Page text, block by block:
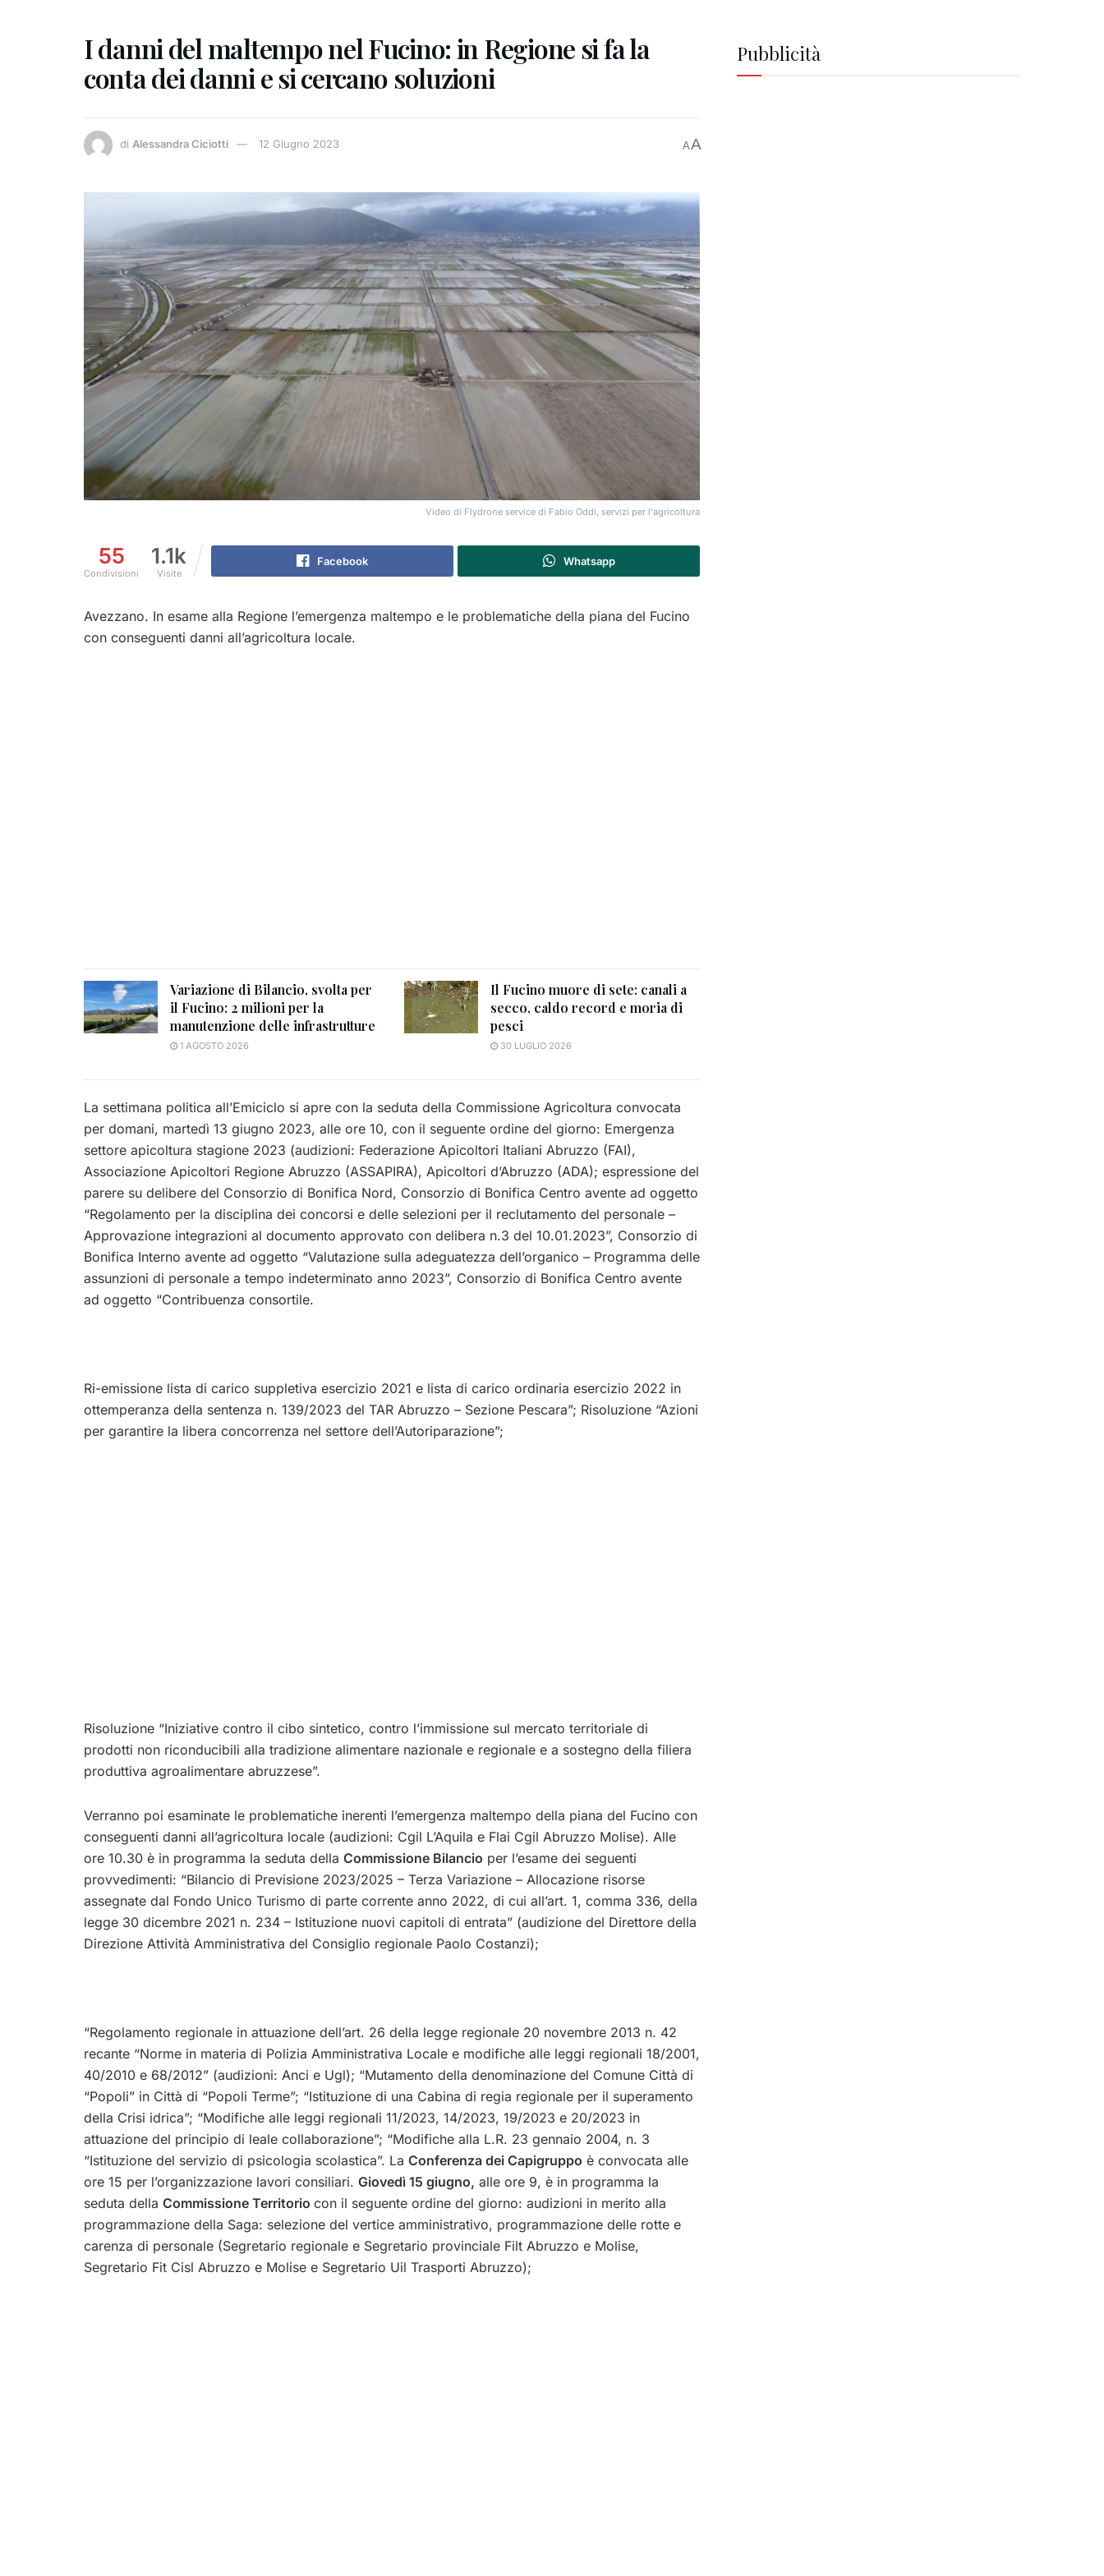
I danni del maltempo nel Fucino: in Regione si fa la
conta dei danni e si cercano soluzioni
di Alessandra Ciciotti 12 Giugno 2023 AA
Video di Flydrone service di Fabio Oddi, servizi per l'agricoltura
55
Condivisioni
1.1k
Visite
Facebook Whatsapp
Avezzano. In esame alla Regione l’emergenza maltempo e le problematiche della piana del Fucino
con conseguenti danni all’agricoltura locale.
Variazione di Bilancio, svolta per
il Fucino: 2 milioni per la
manutenzione delle infrastrutture
1 AGOSTO 2026
Il Fucino muore di sete: canali a
secco, caldo record e moria di
pesci
30 LUGLIO 2026
La settimana politica all’Emiciclo si apre con la seduta della Commissione Agricoltura convocata
per domani, martedì 13 giugno 2023, alle ore 10, con il seguente ordine del giorno: Emergenza
settore apicoltura stagione 2023 (audizioni: Federazione Apicoltori Italiani Abruzzo (FAI),
Associazione Apicoltori Regione Abruzzo (ASSAPIRA), Apicoltori d’Abruzzo (ADA); espressione del
parere su delibere del Consorzio di Bonifica Nord, Consorzio di Bonifica Centro avente ad oggetto
“Regolamento per la disciplina dei concorsi e delle selezioni per il reclutamento del personale –
Approvazione integrazioni al documento approvato con delibera n.3 del 10.01.2023”, Consorzio di
Bonifica Interno avente ad oggetto “Valutazione sulla adeguatezza dell’organico – Programma delle
assunzioni di personale a tempo indeterminato anno 2023”, Consorzio di Bonifica Centro avente
ad oggetto “Contribuenza consortile.
Ri-emissione lista di carico suppletiva esercizio 2021 e lista di carico ordinaria esercizio 2022 in
ottemperanza della sentenza n. 139/2023 del TAR Abruzzo – Sezione Pescara”; Risoluzione “Azioni
per garantire la libera concorrenza nel settore dell’Autoriparazione”;
Risoluzione “Iniziative contro il cibo sintetico, contro l’immissione sul mercato territoriale di
prodotti non riconducibili alla tradizione alimentare nazionale e regionale e a sostegno della filiera
produttiva agroalimentare abruzzese”.
Verranno poi esaminate le problematiche inerenti l’emergenza maltempo della piana del Fucino con
conseguenti danni all’agricoltura locale (audizioni: Cgil L’Aquila e Flai Cgil Abruzzo Molise). Alle
ore 10.30 è in programma la seduta della Commissione Bilancio per l’esame dei seguenti
provvedimenti: “Bilancio di Previsione 2023/2025 – Terza Variazione – Allocazione risorse
assegnate dal Fondo Unico Turismo di parte corrente anno 2022, di cui all’art. 1, comma 336, della
legge 30 dicembre 2021 n. 234 – Istituzione nuovi capitoli di entrata” (audizione del Direttore della
Direzione Attività Amministrativa del Consiglio regionale Paolo Costanzi);
“Regolamento regionale in attuazione dell’art. 26 della legge regionale 20 novembre 2013 n. 42
recante “Norme in materia di Polizia Amministrativa Locale e modifiche alle leggi regionali 18/2001,
40/2010 e 68/2012” (audizioni: Anci e Ugl); “Mutamento della denominazione del Comune Città di
“Popoli” in Città di “Popoli Terme”; “Istituzione di una Cabina di regia regionale per il superamento
della Crisi idrica”; “Modifiche alle leggi regionali 11/2023, 14/2023, 19/2023 e 20/2023 in
attuazione del principio di leale collaborazione”; “Modifiche alla L.R. 23 gennaio 2004, n. 3
“Istituzione del servizio di psicologia scolastica”. La Conferenza dei Capigruppo è convocata alle
ore 15 per l’organizzazione lavori consiliari. Giovedì 15 giugno, alle ore 9, è in programma la
seduta della Commissione Territorio con il seguente ordine del giorno: audizioni in merito alla
programmazione della Saga: selezione del vertice amministrativo, programmazione delle rotte e
carenza di personale (Segretario regionale e Segretario provinciale Filt Abruzzo e Molise,
Segretario Fit Cisl Abruzzo e Molise e Segretario Uil Trasporti Abruzzo);
Pubblicità